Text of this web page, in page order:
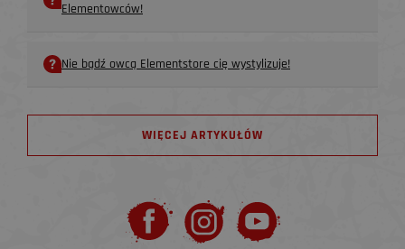
Elementowców!
Nie bądź owcą Elementstore cię wystylizuje!
WIĘCEJ ARTYKUŁÓW